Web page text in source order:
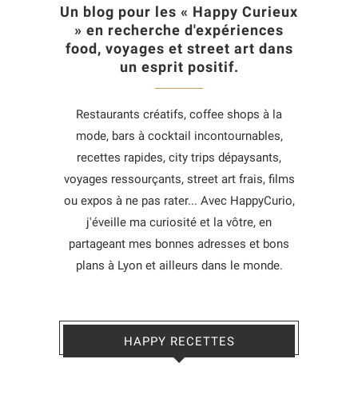
Un blog pour les « Happy Curieux
» en recherche d'expériences
food, voyages et street art dans
un esprit positif.
Restaurants créatifs, coffee shops à la
mode, bars à cocktail incontournables,
recettes rapides, city trips dépaysants,
voyages ressourçants, street art frais, films
ou expos à ne pas rater... Avec HappyCurio,
j'éveille ma curiosité et la vôtre, en
partageant mes bonnes adresses et bons
plans à Lyon et ailleurs dans le monde.
HAPPY RECETTES